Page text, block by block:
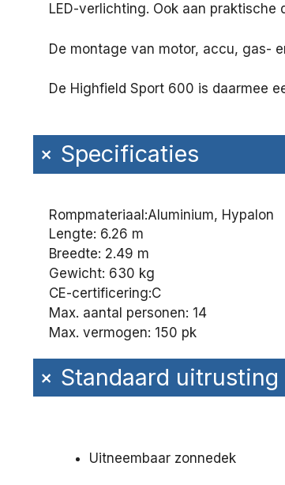
LED-verlichting. Ook aan
De montage van motor, accu, gas-
De Highfield Sport 600 is daarmee
+Specificaties
Rompmateriaal:Aluminium, Hypalon
Lengte: 6.26 m
Breedte: 2.49 m
Gewicht: 630 kg
CE-certificering:C
Max. aantal personen: 14
Max. vermogen: 150 pk
+Standaard uitrusting
Uitneembaar zonnedek